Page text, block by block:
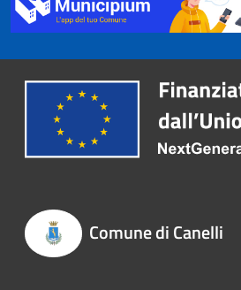
Comune di Canelli